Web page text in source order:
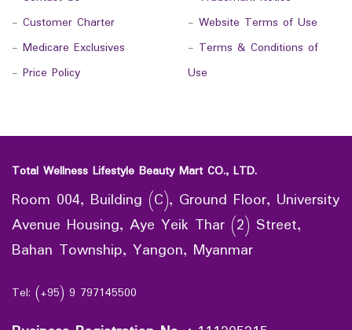
- Customer Charter
- Medicare Exclusives
- Price Policy
- Website Terms of Use
- Terms & Conditions of
Use
Total Wellness Lifestyle Beauty Mart CO., LTD.
Room 004, Building (C), Ground Floor, University
Avenue Housing, Aye Yeik Thar (2) Street,
Bahan Township, Yangon, Myanmar
Tel: (+95) 9 797145500